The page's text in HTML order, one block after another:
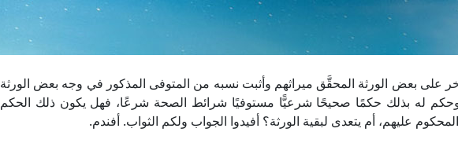
بعض الورثة المحقَّق ميراثهم وأثبت نسبه من المتوفى المذكور في وجه بعض الورثة
له بذلك حكمًا صحيحًا شرعيًّا مستوفيًا شرائط الصحة شرعًا، فهل يكون ذلك الحكم
عليهم، أم يتعدى لبقية الورثة؟ أفيدوا الجواب ولكم الثواب. أفندم.